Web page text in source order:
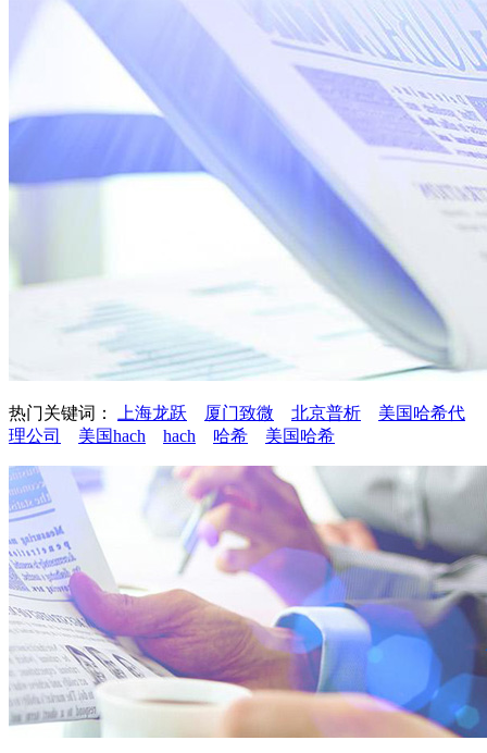
热门关键词： 上海龙跃 厦门致微 北京普析
美国哈希代
理公司
美国hach hach 哈希 美国哈希